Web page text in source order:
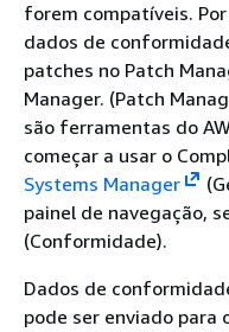
forem compatíveis.
dados de
patches no Patch
Manager. (Patch
são ferramentas do
começar a usar o
Systems Manager
painel de navegação,
(Conformidade).
Dados de
pode ser enviado para